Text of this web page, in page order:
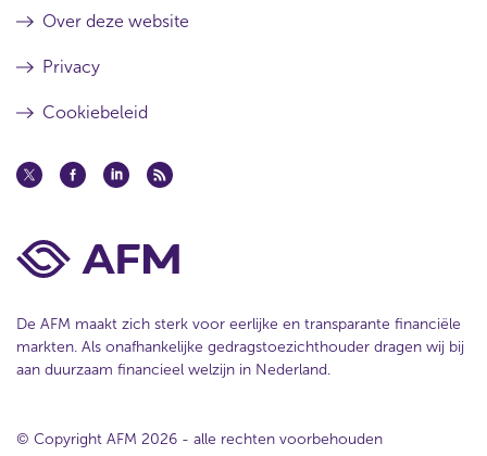
Over deze website
Privacy
Cookiebeleid
De AFM maakt zich sterk voor eerlijke en transparante financiële
markten. Als onafhankelijke gedragstoezichthouder dragen wij bij
aan duurzaam financieel welzijn in Nederland.
© Copyright AFM 2026 - alle rechten voorbehouden